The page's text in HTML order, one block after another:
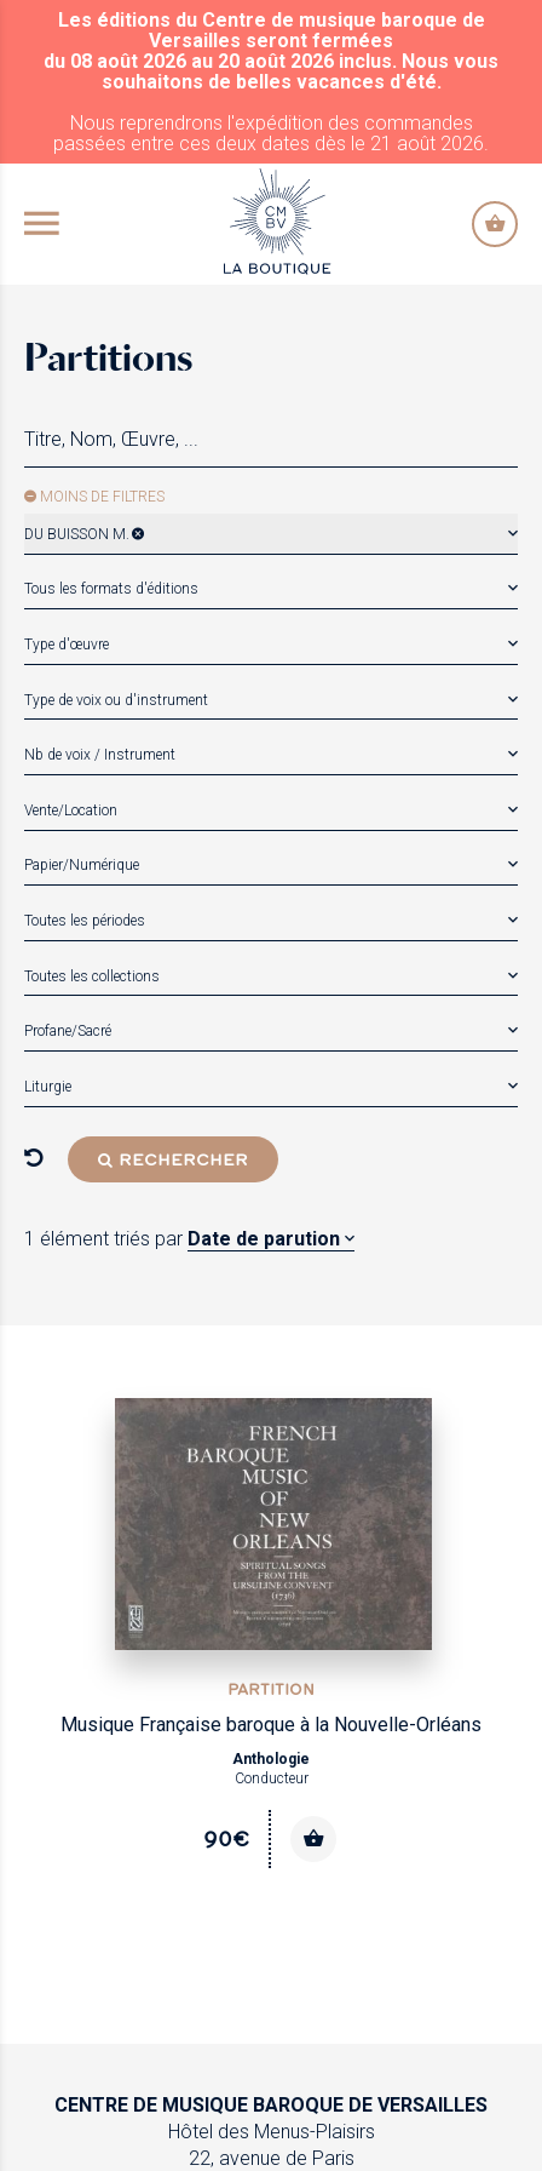
ALLER AU CONTENU PRINCIPAL
Les éditions du Centre de musique baroque de
Versailles seront fermées
du 08 août 2026 au 20 août 2026 inclus. Nous vous
souhaitons de belles vacances d'été.
Nous reprendrons l'expédition des commandes
passées entre ces deux dates dès le 21 août 2026.
Partitions
MOINS DE FILTRES
DU BUISSON M.
Tous les formats d'éditions
Type d'œuvre
Type de voix ou d'instrument
Nb de voix / Instrument
Vente/Location
Papier/Numérique
Toutes les périodes
Toutes les collections
Profane/Sacré
Liturgie
RECHERCHER
1 élément triés par Date de parution
PARTITION
Musique Française baroque à la Nouvelle-Orléans
Anthologie
Conducteur
90€
CENTRE DE MUSIQUE BAROQUE DE VERSAILLES
Hôtel des Menus-Plaisirs
22, avenue de Paris